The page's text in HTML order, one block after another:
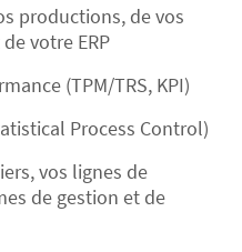
productions, de vos
votre ERP
(TPM/TRS, KPI)
Process Control)
vos lignes de
de gestion et de